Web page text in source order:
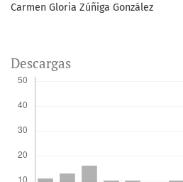
Carmen Gloria Zúñiga González
Descargas